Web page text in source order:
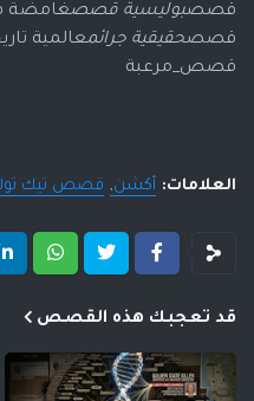
قصصبوليسية قصص
قصصحقيقية جرائمعالمية
قصص_مرعبة
العلامات: أكشن قصص تيك
قد تعجبك هذه القصص